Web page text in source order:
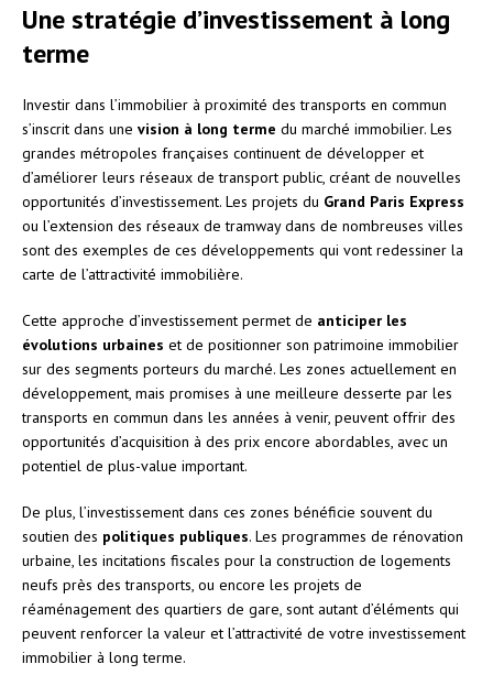
Une stratégie d’investissement à long
terme
Investir dans l’immobilier à proximité des transports en commun
s’inscrit dans une vision à long terme du marché immobilier. Les
grandes métropoles françaises continuent de développer et
d’améliorer leurs réseaux de transport public, créant de nouvelles
opportunités d’investissement. Les projets du Grand Paris Express
ou l’extension des réseaux de tramway dans de nombreuses villes
sont des exemples de ces développements qui vont redessiner la
carte de l’attractivité immobilière.
Cette approche d’investissement permet de anticiper les
évolutions urbaines et de positionner son patrimoine immobilier
sur des segments porteurs du marché. Les zones actuellement en
développement, mais promises à une meilleure desserte par les
transports en commun dans les années à venir, peuvent offrir des
opportunités d’acquisition à des prix encore abordables, avec un
potentiel de plus-value important.
De plus, l’investissement dans ces zones bénéficie souvent du
soutien des politiques publiques. Les programmes de rénovation
urbaine, les incitations fiscales pour la construction de logements
neufs près des transports, ou encore les projets de
réaménagement des quartiers de gare, sont autant d’éléments qui
peuvent renforcer la valeur et l’attractivité de votre investissement
immobilier à long terme.